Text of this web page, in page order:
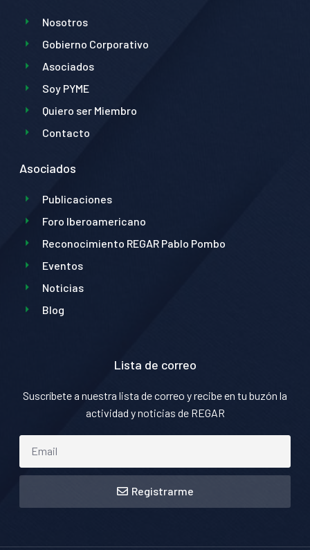
Nosotros
Gobierno Corporativo
Asociados
Soy PYME
Quiero ser Miembro
Contacto
Asociados
Publicaciones
Foro Iberoamericano
Reconocimiento REGAR Pablo Pombo
Eventos
Noticias
Blog
Lista de correo
Suscríbete a nuestra lista de correo y recibe en tu buzón la
actividad y noticias de REGAR
Registrarme